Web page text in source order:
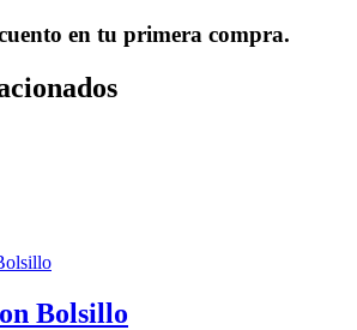
en tu primera compra.
Bolsillo